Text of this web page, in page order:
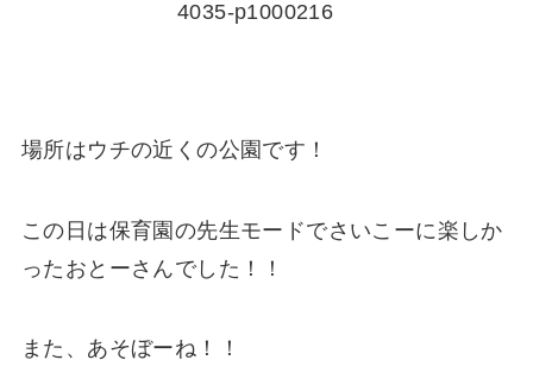
場所はウチの近くの公園です！
この日は保育園の先生モードでさいこーに楽しか
ったおとーさんでした！！
また、あそぼーね！！